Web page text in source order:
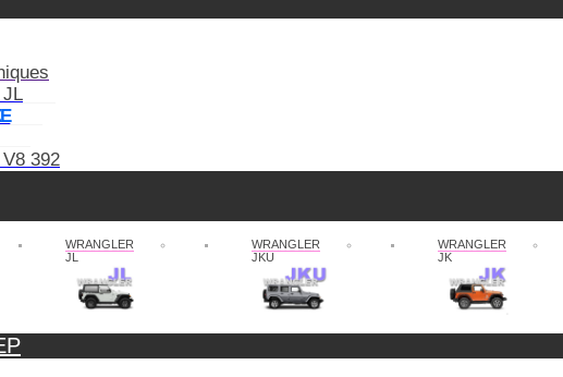
392
WRANGLER
JL
WRANGLER
JKU
WRANGLER
JK